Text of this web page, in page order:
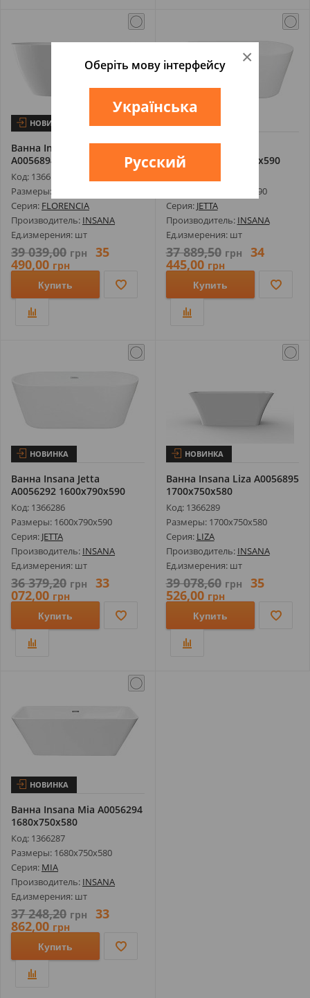
НОВИНКА
Ванна Insana Florencia
А0056894 1700х730х58
Код: 1366198
Размеры: 1700х730х58
Серия: FLORENCIA
Производитель: INSANA
Ед.измерения: шт
39 039,00 грн 35
490,00 грн
Купить
Ванна Insana Jetta
А0056291 1700х790х590
Размеры: 1700х790х590
Серия: JETTA
Производитель: INSANA
Ед.измерения: шт
37 889,50 грн 34
445,00 грн
Купить
НОВИНКА
Ванна Insana Jetta
А0056292 1600х790х590
Код: 1366286
Размеры: 1600х790х590
Серия: JETTA
Производитель: INSANA
Ед.измерения: шт
36 379,20 грн 33
072,00 грн
Купить
НОВИНКА
Ванна Insana Liza А0056895
1700х750х580
Код: 1366289
Размеры: 1700х750х580
Серия: LIZA
Производитель: INSANA
Ед.измерения: шт
39 078,60 грн 35
526,00 грн
Купить
НОВИНКА
Ванна Insana Mia А0056294
1680х750х580
Код: 1366287
Размеры: 1680х750х580
Серия: MIA
Производитель: INSANA
Ед.измерения: шт
37 248,20 грн 33
862,00 грн
Купить
×
Оберіть мову інтерфейсу
Українська
Русский